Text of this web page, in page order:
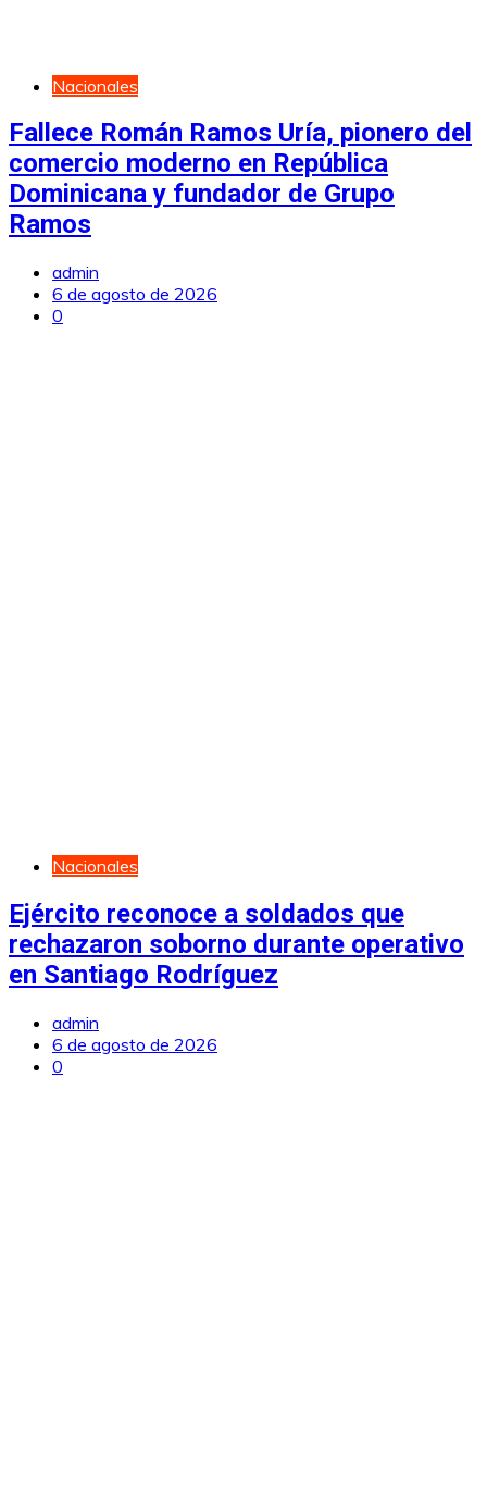
Nacionales
Fallece Román Ramos Uría, pionero del
comercio moderno en República
Dominicana y fundador de Grupo
Ramos
admin
6 de agosto de 2026
0
Nacionales
Ejército reconoce a soldados que
rechazaron soborno durante operativo
en Santiago Rodríguez
admin
6 de agosto de 2026
0